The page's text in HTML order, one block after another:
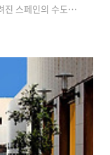
진 스페인의 수도인
랑스와 인접한 해
문하면 좋은 근교
신만의 스타일로
1. 가우디의 도시,
수도, 마드리드4.
라나다6. 미슐랭의